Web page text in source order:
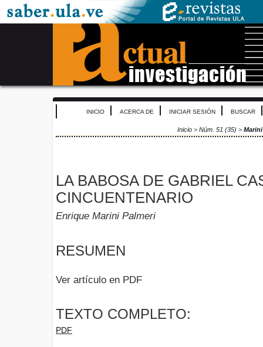
INICIO ACERCA DE INICIAR SESIÓN BUSCAR
Inicio> Núm. 51 (35) >
LA BABOSA DE GABRIEL
CINCUENTENARIO
Enrique Marini Palmeri
RESUMEN
Ver artículo en PDF
TEXTO COMPLETO:
PDF